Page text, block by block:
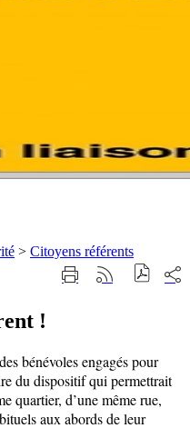
> Citoyens référents
ImprimerGénérer
sur
!
bénévoles engagés pour
du dispositif qui permettrait
quartier, d’une même rue,
aux abords de leur